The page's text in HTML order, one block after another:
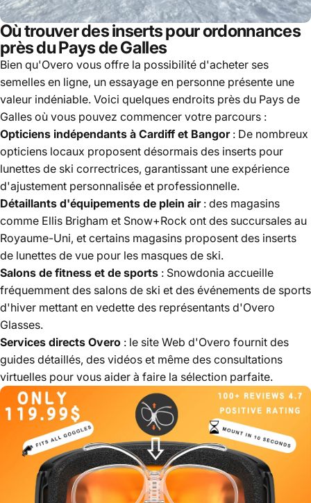
Où trouver des inserts pour ordonnances
près du Pays de Galles
Bien qu'Overo vous offre la possibilité d'acheter ses
semelles en ligne, un essayage en personne présente une
valeur indéniable. Voici quelques endroits près du Pays de
Galles où vous pouvez commencer votre parcours :
Opticiens indépendants à Cardiff et Bangor: De nombreux
opticiens locaux proposent désormais des inserts pour
lunettes de ski correctrices, garantissant une expérience
d'ajustement personnalisée et professionnelle.
Détaillants d'équipements de plein air: des magasins
comme Ellis Brigham et Snow+Rock ont ​​des succursales au
Royaume-Uni, et certains magasins proposent des inserts
de lunettes de vue pour les masques de ski.
Salons de fitness et de sports : Snowdonia accueille
fréquemment des salons de ski et des événements de sports
d'hiver mettant en vedette des représentants d'Overo
Glasses.
Services directs Overo : le site Web d'Overo fournit des
guides détaillés, des vidéos et même des consultations
virtuelles pour vous aider à faire la sélection parfaite.